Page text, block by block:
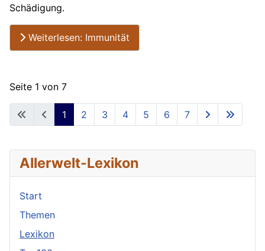
Schädigung.
Weiterlesen: Immunität
Seite 1 von 7
1 2 3 4 5 6 7
Allerwelt-Lexikon
Start
Themen
Lexikon